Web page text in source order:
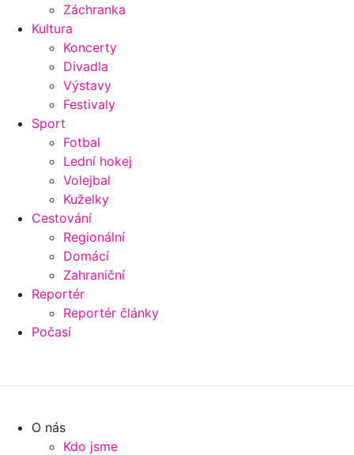
Záchranka
Kultura
Koncerty
Divadla
Výstavy
Festivaly
Sport
Fotbal
Lední hokej
Volejbal
Kuželky
Cestování
Regionální
Domácí
Zahraniční
Reportér
Reportér články
Počasí
O nás
Kdo jsme